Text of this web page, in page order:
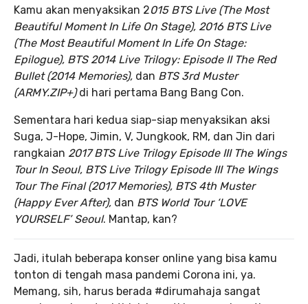
Kamu akan menyaksikan 2015 BTS Live (The Most
Beautiful Moment In Life On Stage), 2016 BTS Live
(The Most Beautiful Moment In Life On Stage:
Epilogue), BTS 2014 Live Trilogy: Episode II The Red
Bullet (2014 Memories), dan BTS 3rd Muster
(ARMY.ZIP+)di hari pertama Bang Bang Con.
Sementara hari kedua siap-siap menyaksikan aksi
Suga, J-Hope, Jimin, V, Jungkook, RM, dan Jin dari
rangkaian 2017 BTS Live Trilogy Episode III The Wings
Tour In Seoul, BTS Live Trilogy Episode III The Wings
Tour The Final (2017 Memories), BTS 4th Muster
(Happy Ever After), dan BTS World Tour ‘LOVE
YOURSELF’ Seoul. Mantap, kan?
Jadi, itulah beberapa konser online yang bisa kamu
tonton di tengah masa pandemi Corona ini, ya.
Memang, sih, harus berada #dirumahaja sangat